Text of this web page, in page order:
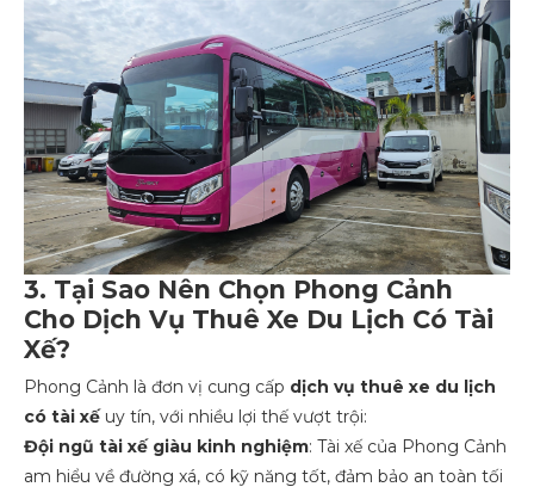
3. Tại Sao Nên Chọn Phong Cảnh
Cho Dịch Vụ Thuê Xe Du Lịch Có Tài
Xế?
Phong Cảnh là đơn vị cung cấp dịch vụ thuê xe du lịch
có tài xếuy tín, với nhiều lợi thế vượt trội:
Đội ngũ tài xế giàu kinh nghiệm: Tài xế của Phong Cảnh
am hiểu về đường xá, có kỹ năng tốt, đảm bảo an toàn tối